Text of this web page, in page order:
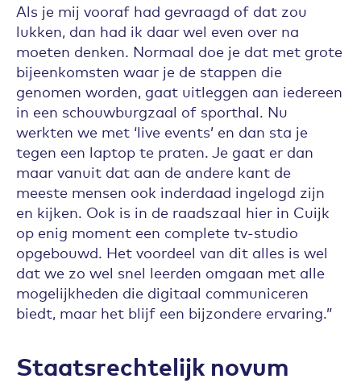
Als je mij vooraf had gevraagd of dat zou
lukken, dan had ik daar wel even over na
moeten denken. Normaal doe je dat met grote
bijeenkomsten waar je de stappen die
genomen worden, gaat uitleggen aan iedereen
in een schouwburgzaal of sporthal. Nu
werkten we met ‘live events’ en dan sta je
tegen een laptop te praten. Je gaat er dan
maar vanuit dat aan de andere kant de
meeste mensen ook inderdaad ingelogd zijn
en kijken. Ook is in de raadszaal hier in Cuijk
op enig moment een complete tv-studio
opgebouwd. Het voordeel van dit alles is wel
dat we zo wel snel leerden omgaan met alle
mogelijkheden die digitaal communiceren
biedt, maar het blijf een bijzondere ervaring.”
Staatsrechtelijk novum